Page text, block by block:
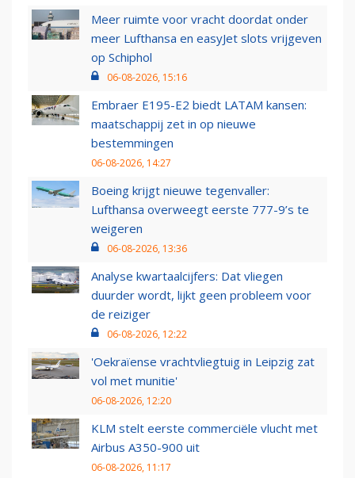
Meer ruimte voor vracht doordat onder
meer Lufthansa en easyJet slots vrijgeven
op Schiphol
06-08-2026, 15:16
Embraer E195-E2 biedt LATAM kansen:
maatschappij zet in op nieuwe
bestemmingen
06-08-2026, 14:27
Boeing krijgt nieuwe tegenvaller:
Lufthansa overweegt eerste 777-9’s te
weigeren
06-08-2026, 13:36
Analyse kwartaalcijfers: Dat vliegen
duurder wordt, lijkt geen probleem voor
de reiziger
06-08-2026, 12:22
'Oekraïense vrachtvliegtuig in Leipzig zat
vol met munitie'
06-08-2026, 12:20
KLM stelt eerste commerciële vlucht met
Airbus A350-900 uit
06-08-2026, 11:17